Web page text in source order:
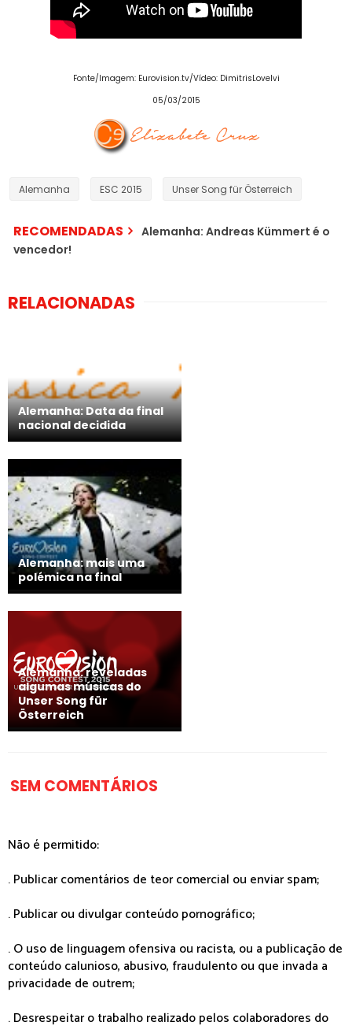
Fonte/Imagem: Eurovision.tv/Vídeo: DimitrisLovelvi
05/03/2015
Alemanha ESC 2015 Unser Song für Österreich
RECOMENDADAS
Alemanha: Andreas Kümmert é o
vencedor!
RELACIONADAS
Alemanha: Data da final
nacional decidida
Alemanha: mais uma
polémica na final
Alemanha: reveladas
algumas músicas do
Unser Song für
Österreich
SEM COMENTÁRIOS
Não é permitido:
. Publicar comentários de teor comercial ou enviar spam;
. Publicar ou divulgar conteúdo pornográfico;
. O uso de linguagem ofensiva ou racista, ou a publicação de
conteúdo calunioso, abusivo, fraudulento ou que invada a
privacidade de outrem;
. Desrespeitar o trabalho realizado pelos colaboradores do